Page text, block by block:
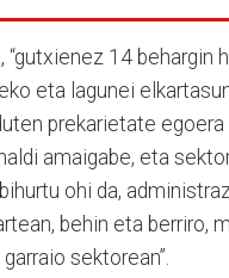
14 behargin
eta lagunei
prekarietate
amaigabe, eta
ohi da,
behin eta berriro,
sektorean”.